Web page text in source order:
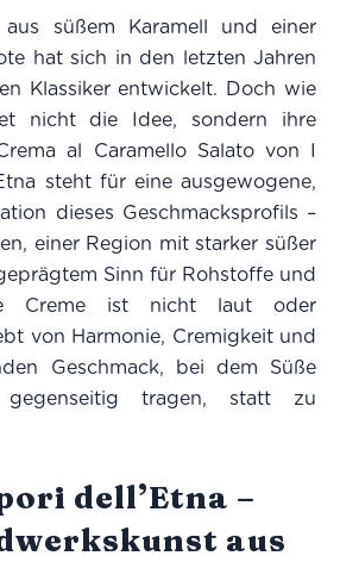
süßem Karamell und einer
hat sich in den letzten Jahren
Klassiker entwickelt. Doch wie
nicht die Idee, sondern ihre
al Caramello Salato von I
steht für eine ausgewogene,
dieses Geschmacksprofils –
einer Region mit starker süßer
Sinn für Rohstoffe und
Creme ist nicht laut oder
von Harmonie, Cremigkeit und
Geschmack, bei dem Süße
tragen, statt zu
dell’Etna –
aus